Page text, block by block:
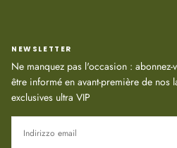
NEWSLETTER
Ne manquez pas l'occasion :
être informé en avant-première de nos
exclusives ultra VIP